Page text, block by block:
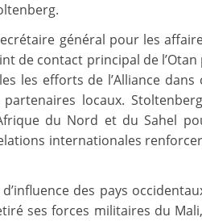
général pour les
de contact principal de l’Otan
les efforts de l’Alliance dans
locaux.
du Nord et du Sahel
internationales
des pays
ses forces militaires du